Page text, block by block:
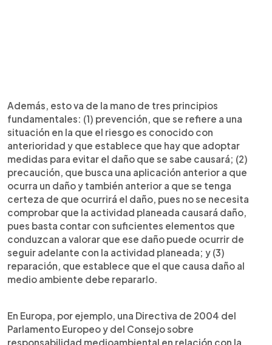
Además, esto va de la mano de tres principios
fundamentales: (1) prevención, que se refiere a una
situación en la que el riesgo es conocido con
anterioridad y que establece que hay que adoptar
medidas para evitar el daño que se sabe causará; (2)
precaución, que busca una aplicación anterior a que
ocurra un daño y también anterior a que se tenga
certeza de que ocurrirá el daño, pues no se necesita
comprobar que la actividad planeada causará daño,
pues basta contar con suficientes elementos que
conduzcan a valorar que ese daño puede ocurrir de
seguir adelante con la actividad planeada; y (3)
reparación, que establece que el que causa daño al
medio ambiente debe repararlo.
En Europa, por ejemplo, una Directiva de 2004 del
Parlamento Europeo y del Consejo sobre
responsabilidad medioambiental en relación con la